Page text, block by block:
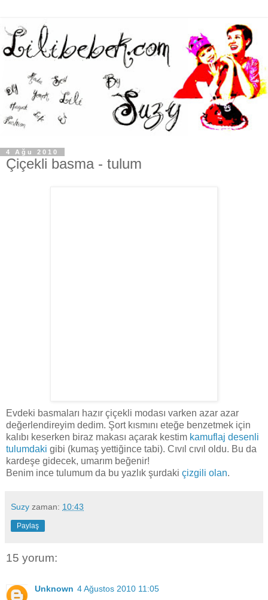
4 Ağu 2010
Çiçekli basma - tulum
Evdeki basmaları hazır çiçekli modası varken azar azar
değerlendireyim dedim. Şort kısmını eteğe benzetmek için
kalıbı keserken biraz makası açarak kestim kamuflaj desenli
tulumdaki gibi (kumaş yettiğince tabi). Cıvıl cıvıl oldu. Bu da
kardeşe gidecek, umarım beğenir!
Benim ince tulumum da bu yazlık şurdaki çizgili olan.
Suzy zaman: 10:43
Paylaş
15 yorum:
Unknown 4 Ağustos 2010 11:05